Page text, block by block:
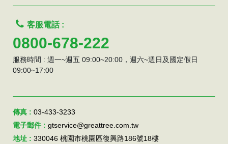
客服電話 :
0800-678-222
服務時間 : 週一~週五 09:00~20:00，週六~週日及國定假日
09:00~17:00
傳真 : 03-433-3233
電子郵件 : gtservice@greattree.com.tw
地址 : 330046 桃園市桃園區復興路186號18樓